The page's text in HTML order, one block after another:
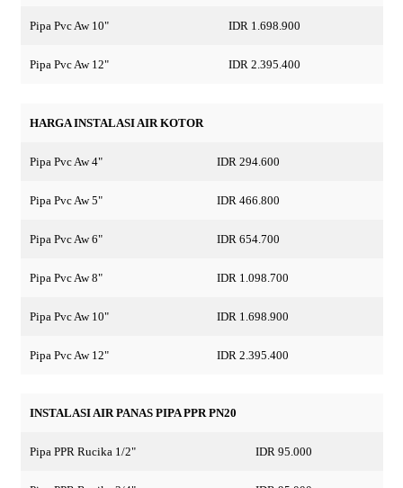
Pipa Pvc Aw 10" IDR 1.698.900
Pipa Pvc Aw 12" IDR 2.395.400
HARGA INSTALASI AIR KOTOR
Pipa Pvc Aw 4" IDR 294.600
Pipa Pvc Aw 5" IDR 466.800
Pipa Pvc Aw 6" IDR 654.700
Pipa Pvc Aw 8" IDR 1.098.700
Pipa Pvc Aw 10" IDR 1.698.900
Pipa Pvc Aw 12" IDR 2.395.400
INSTALASI AIR PANAS PIPA PPR PN20
Pipa PPR Rucika 1/2" IDR 95.000